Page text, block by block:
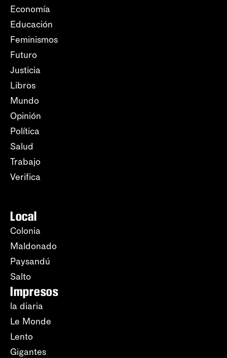
Economía
Educación
Feminismos
Futuro
Justicia
Libros
Mundo
Opinión
Política
Salud
Trabajo
Verifica
Local
Colonia
Maldonado
Paysandú
Salto
Impresos
la diaria
Le Monde
Lento
Gigantes